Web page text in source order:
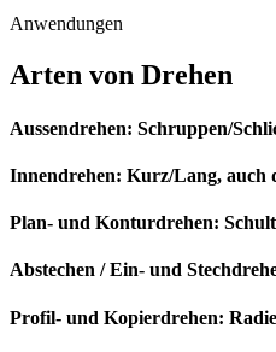
Prozesssicher von der Einzelteil-
Anwendungen
Arten von Drehen
Aussendrehen: Schruppen/
Innendrehen: Kurz/Lang, auch
Plan- und Konturdrehen:
Abstechen / Ein- und
Profil- und Kopierdrehen: